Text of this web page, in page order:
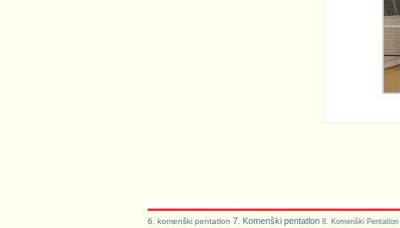
6. komenški pentatlon 7. Komenški pentatlon 8. Komenški Pentatlon